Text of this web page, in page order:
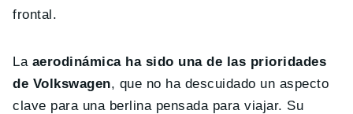
frontal.
La aerodinámica ha sido una de las prioridades
de Volkswagen, que no ha descuidado un aspecto
clave para una berlina pensada para viajar. Su